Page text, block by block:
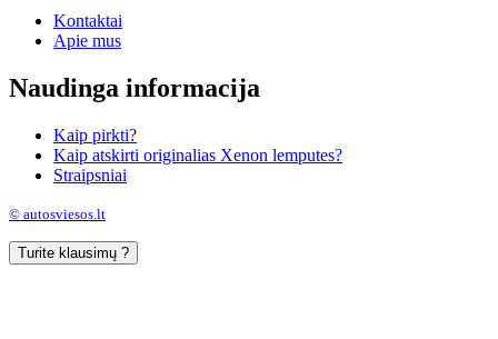
Kontaktai
Apie mus
Naudinga informacija
Kaip pirkti?
Kaip atskirti originalias Xenon lemputes?
Straipsniai
© autosviesos.lt
Turite klausimų ?